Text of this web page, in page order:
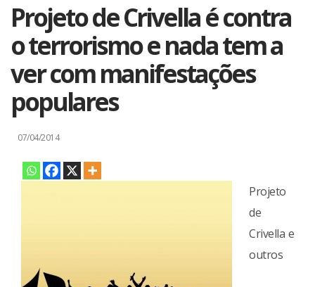
Projeto de Crivella é contra
o terrorismo e nada tem a
ver com manifestações
populares
07/04/2014
Projeto
de
Crivella e
outros